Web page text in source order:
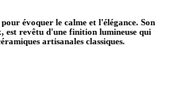
évoquer le calme et l'élégance. Son
est revêtu d'une finition lumineuse qui
artisanales classiques.